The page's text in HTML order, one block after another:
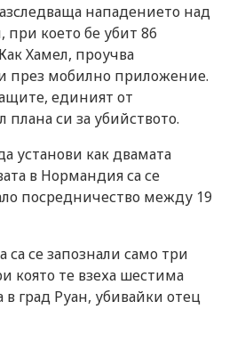
нападението над
при което бе убит 86
Хамел, проучва
през мобилно приложение.
единият от
плана си за убийството.
установи как двамата
в Нормандия са се
посредничество между 19
са се запознали само три
която те взеха шестима
град Руан, убивайки отец